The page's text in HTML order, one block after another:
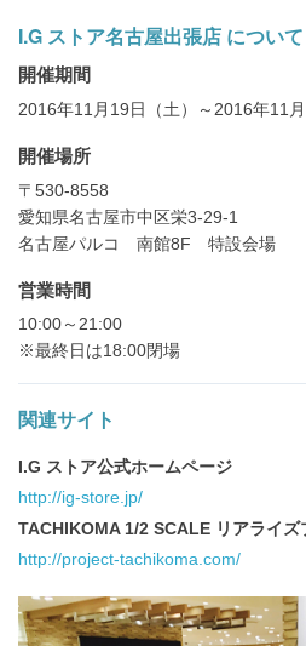
ェ
す
I.G ストア名古屋出張店 について
開催期間
2016年11月19日（土）～2016年11月
開催場所
〒530-8558
愛知県名古屋市中区栄3-29-1
名古屋パルコ 南館8F 特設会場
営業時間
10:00～21:00
※最終日は18:00閉場
関連サイト
I.G ストア公式ホームページ
http://ig-store.jp/
TACHIKOMA 1/2 SCALE リアライズ
http://project-tachikoma.com/